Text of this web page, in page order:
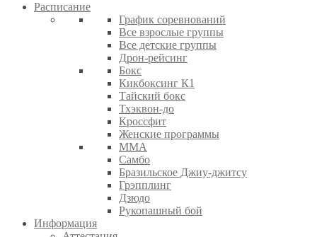
Расписание
График соревнований
Все взрослые группы
Все детские группы
Дрон-рейсинг
Бокс
Кикбоксинг К1
Тайский бокс
Тхэквон-до
Кроссфит
Женские программы
ММА
Самбо
Бразильское Джиу-джитсу
Грэпплинг
Дзюдо
Рукопашный бой
Информация